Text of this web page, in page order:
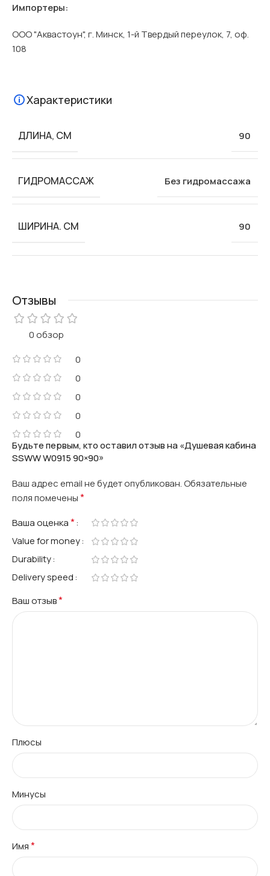
Импортеры:
ООО "Аквастоун", г. Минск, 1-й Твердый переулок, 7, оф.
108
Характеристики
ДЛИНА, СМ 90
ГИДРОМАССАЖ Без гидромассажа
ШИРИНА. СМ 90
Отзывы
0 обзор
0
0
0
0
0
Будьте первым, кто оставил отзыв на «Душевая кабина
SSWW W0915 90×90»
Ваш адрес email не будет опубликован.Обязательные
поля помечены*
Ваша оценка*
Value for money
Durability
Delivery speed
Ваш отзыв*
Плюсы
Минусы
Имя*